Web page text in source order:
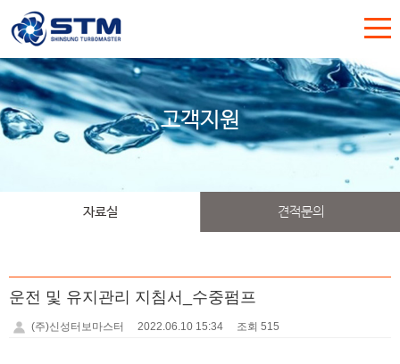
고객지원
자료실 견적문의
운전 및 유지관리 지침서_수중펌프
(주)신성터보마스터 2022.06.10 15:34 조회 515